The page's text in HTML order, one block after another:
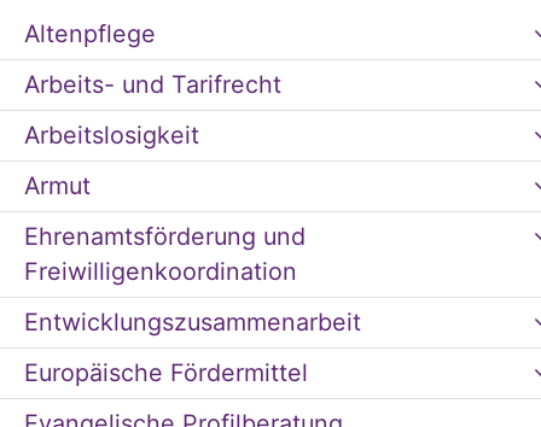
Altenpflege
Arbeits- und Tarifrecht
Arbeitslosigkeit
Armut
Ehrenamtsförderung und
Freiwilligenkoordination
Entwicklungszusammenarbeit
Europäische Fördermittel